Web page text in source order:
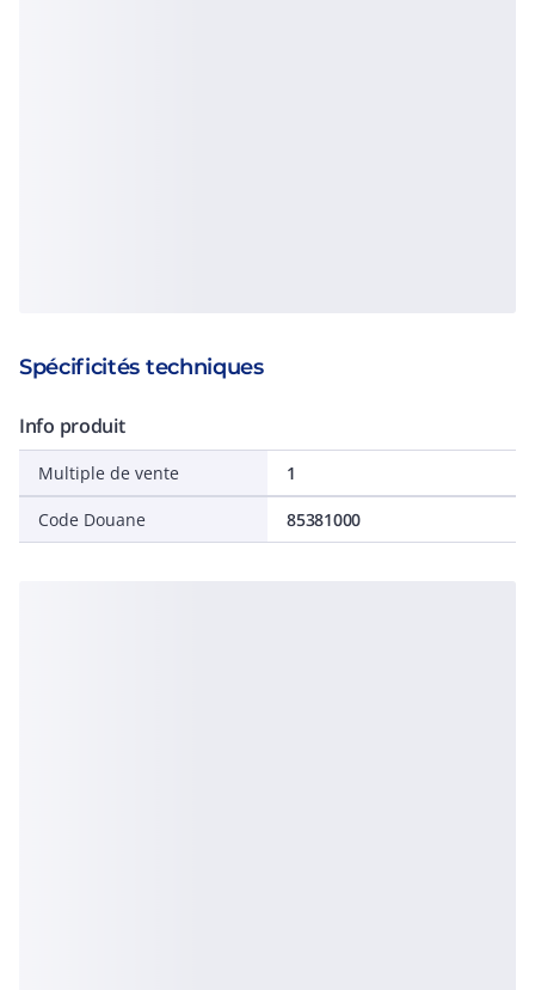
Spécificités techniques
Info produit
Multiple de vente 1
Code Douane 85381000